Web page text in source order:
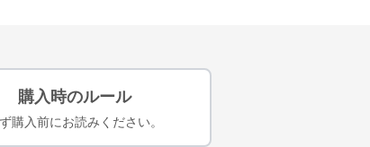
購入時のルール
購入前にお読みください。